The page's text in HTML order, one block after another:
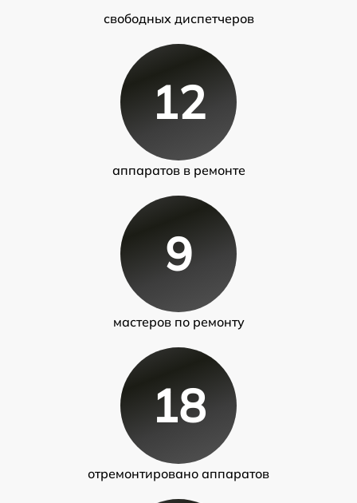
свободных диспетчеров
12
аппаратов в ремонте
9
мастеров по ремонту
18
отремонтировано аппаратов